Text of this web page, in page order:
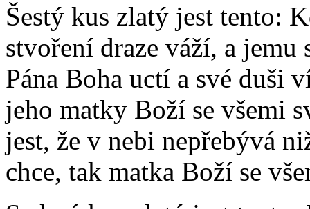
Šestý kus zlatý jest tento:
stvoření draze váží, a jemu
Pána Boha uctí a své duši
jeho matky Boží se všemi
jest, že v nebi nepřebývá
chce, tak matka Boží se